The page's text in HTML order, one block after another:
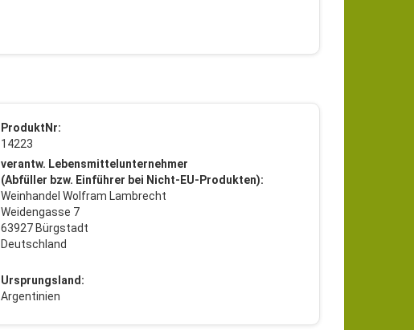
ProduktNr:
14223
verantw. Lebensmittelunternehmer
(Abfüller bzw. Einführer bei Nicht-EU-Produkten):
Weinhandel Wolfram Lambrecht
Weidengasse 7
63927 Bürgstadt
Deutschland
Ursprungsland:
Argentinien